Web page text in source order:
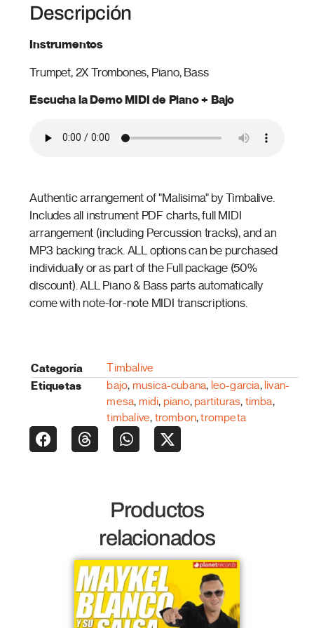
Descripción
Instrumentos
Trumpet, 2X Trombones, Piano, Bass
Escucha la Demo MIDI de Piano + Bajo
Authentic arrangement of "Malisima" by Timbalive.
Includes all instrument PDF charts, full MIDI
arrangement (including Percussion tracks), and an
MP3 backing track. ALL options can be purchased
individually or as part of the Full package (50%
discount). ALL Piano & Bass parts automatically
come with note-for-note MIDI transcriptions.
Categoría Timbalive
Etiquetas bajo, musica-cubana, leo-garcia, livan-
mesa, midi, piano,partituras, timba,
timbalive, trombon,trompeta
Productos
relacionados